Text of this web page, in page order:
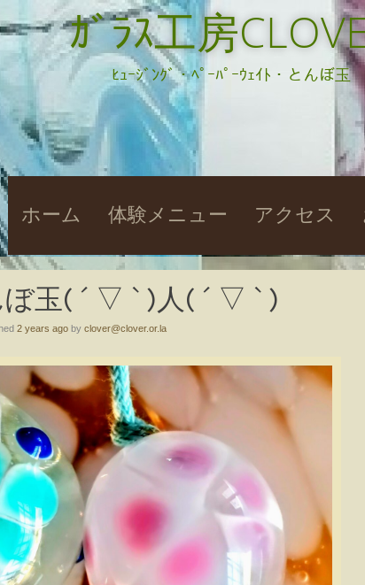
ｶﾞﾗｽ工房
ﾋｭｰｼﾞﾝｸﾞ・ﾍﾟｰﾊﾟｰｳｪｲﾄ・とんぼ玉
Skip
content
ホーム 体験メニュー アクセス
玉( ´ ▽ ` )人( ´ ▽ ` )
2 years ago by clover@clover.or.la